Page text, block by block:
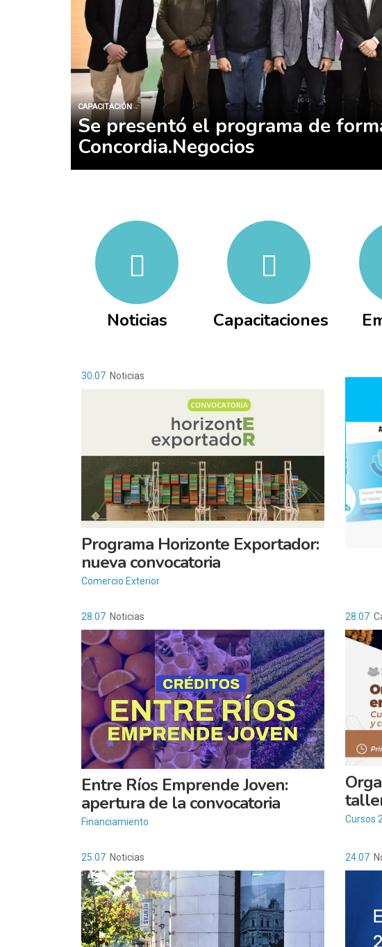
CAPACITACIÓN
Se presentó el programa de
Concordia.Negocios
Noticias Capacitaciones
30.07 Noticias
Programa Horizonte Exportador:
nueva convocatoria
Comercio Exterior
28.07 Noticias
Entre Ríos Emprende Joven:
apertura de la convocatoria
Financiamiento
28.07
Cursos
25.07 Noticias 24.07